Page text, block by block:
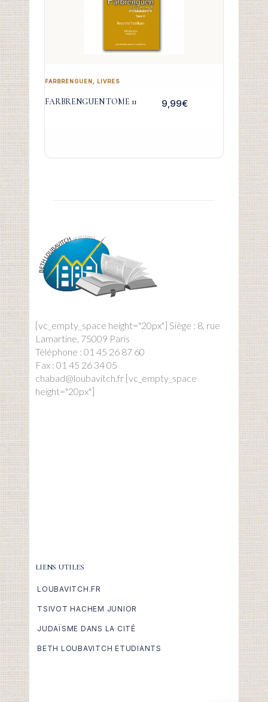
FARBRENGUEN, LIVRES
FARBRENGUEN TOME 11 9,99€
[vc_empty_space height="20px"] Siège : 8, rue
Lamartine, 75009 Paris
Téléphone : 01 45 26 87 60
Fax : 01 45 26 34 05
chabad@loubavitch.fr [vc_empty_space
height="20px"]
LIENS UTILES
LOUBAVITCH.FR
TSIVOT HACHEM JUNIOR
JUDAÏSME DANS LA CITÉ
BETH LOUBAVITCH ETUDIANTS